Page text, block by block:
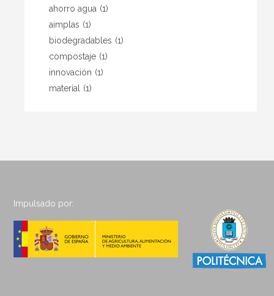
ahorro agua (1)
aimplas (1)
biodegradables (1)
compostaje (1)
innovación (1)
material
(1)
Impulsado por: